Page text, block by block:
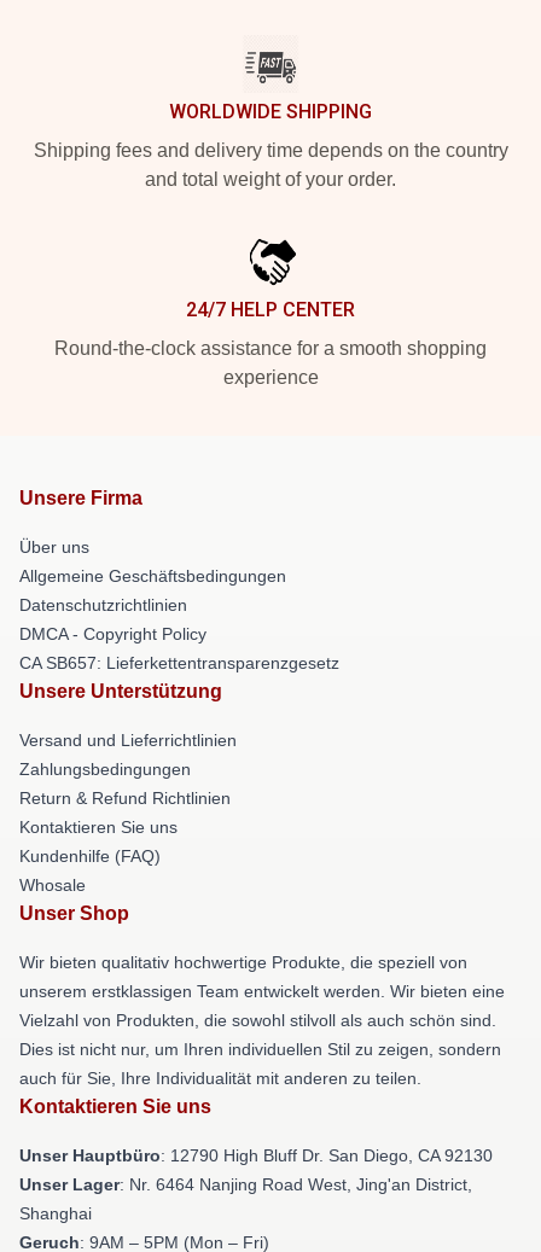
WORLDWIDE SHIPPING
Shipping fees and delivery time depends on the country
and total weight of your order.
24/7 HELP CENTER
Round-the-clock assistance for a smooth shopping
experience
Unsere Firma
Über uns
Allgemeine Geschäftsbedingungen
Datenschutzrichtlinien
DMCA - Copyright Policy
CA SB657: Lieferkettentransparenzgesetz
Unsere Unterstützung
Versand und Lieferrichtlinien
Zahlungsbedingungen
Return & Refund Richtlinien
Kontaktieren Sie uns
Kundenhilfe (FAQ)
Whosale
Unser Shop
Wir bieten qualitativ hochwertige Produkte, die speziell von
unserem erstklassigen Team entwickelt werden. Wir bieten eine
Vielzahl von Produkten, die sowohl stilvoll als auch schön sind.
Dies ist nicht nur, um Ihren individuellen Stil zu zeigen, sondern
auch für Sie, Ihre Individualität mit anderen zu teilen.
Kontaktieren Sie uns
Unser Hauptbüro: 12790 High Bluff Dr. San Diego, CA 92130
Unser Lager: Nr. 6464 Nanjing Road West, Jing'an District,
Shanghai
Geruch: 9AM – 5PM (Mon – Fri)